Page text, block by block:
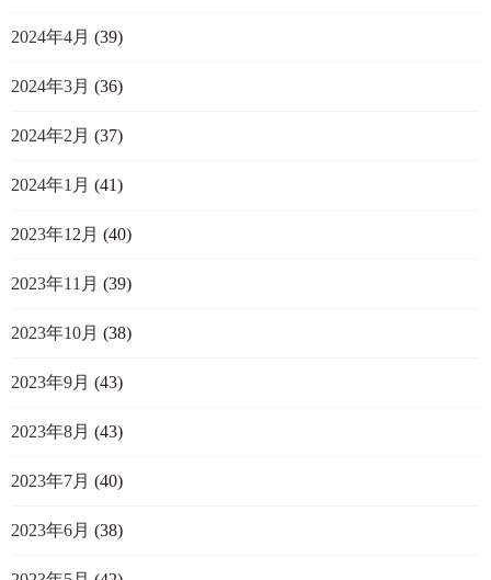
2024年4月 (39)
2024年3月 (36)
2024年2月 (37)
2024年1月 (41)
2023年12月 (40)
2023年11月 (39)
2023年10月 (38)
2023年9月 (43)
2023年8月 (43)
2023年7月 (40)
2023年6月 (38)